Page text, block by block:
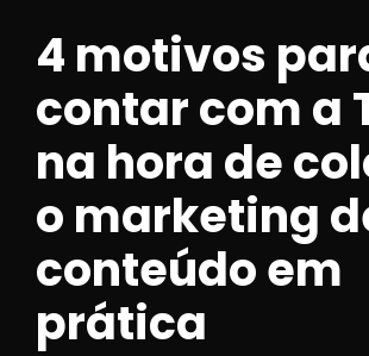
4 motivos
contar com a
na hora de
o marketing
conteúdo em
prática